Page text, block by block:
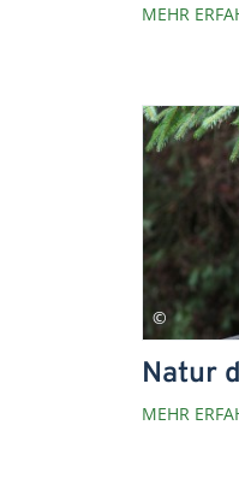
MEHR
Natur
MEHR